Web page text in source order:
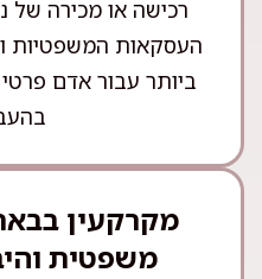
רכישה או מכירה של
העסקאות המשפטיות
ביותר עבור אדם
מקרקעין
משפטית